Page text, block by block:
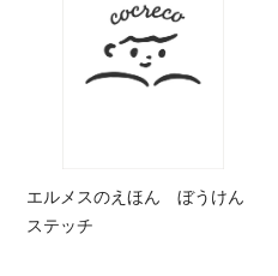
エルメスのえほん ぼうけん
ステッチ